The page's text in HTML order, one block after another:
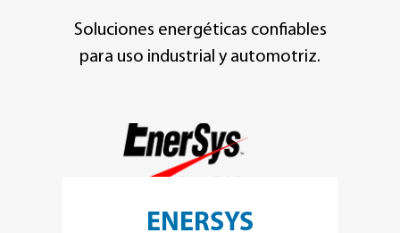
Soluciones energéticas confiables
para uso industrial y automotriz.
ENERSYS